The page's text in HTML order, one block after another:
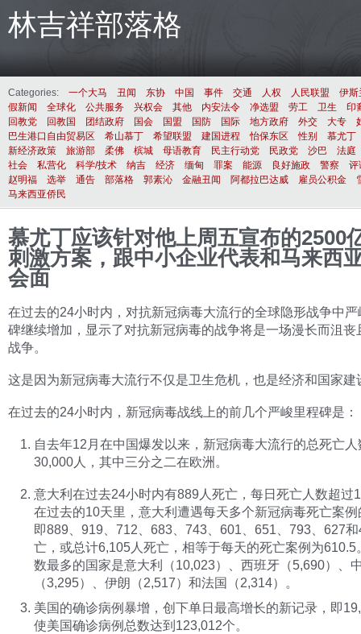
林吉祥部落格
Categories: 一个大马 丑闻 东协 中国 事件 交通 人权 人民联盟
伊斯
假新闻
全球化 公共服务 兴权会 其他 内安法令 净选盟 劳工 卫生
印
回教党
回教国 团结政府 国会 国盟 国防 国际 地方政府 外交 大专
巴生港口自由贸易区
希山慕丁 希望联盟 建国进程 怡保东区 性别
慕尤丁
新经济政策
旅游部 柔佛 槟城 母语教育 民主行动党 民政党 沙巴
法庭
社会
私营化 科学/技术 纳吉 经济 缅甸 罪案 能源 良好施政 警察
评
赵明福
选举 通告 部落格 郭素沁 金融丑闻 阿都拉巴达威 雇员公积金
马来西亚侨民
慕尤丁应该针对他上周五宣布的2500
刺激方案，跟中小企业代表和马来西
会面
在过去的24小时内，对抗新冠病毒大流行的全球隐形战争中
碑继续增加，显示了对抗新冠病毒的战争将是一场漫长而沮丧
战争。
这是因为新冠病毒大流行不仅是卫生危机，也是经济和国家建
在过去的24小时内，新冠病毒战线上的前几个严峻里程碑是：
自去年12月在中国爆发以来，新冠病毒大流行的总死亡
30,000人，其中三分之二在欧洲。
意大利在过去24小时内有889人死亡，每日死亡人数超过
在过去的10天里，意大利遭遇每天多个新冠病毒死亡案
即889、919、712、683、743、601、651、793、627
亡，或总计6,105人死亡，相等于每天的死亡案例为610.5
数最多的国家是意大利（10,023）、西班牙（5,690）、
（3,295）、伊朗（2,517）和法国（2,314）。
美国的确诊病例暴增，创下单日最高增长的新记录，即
使美国确诊病例总数达到123,012个。